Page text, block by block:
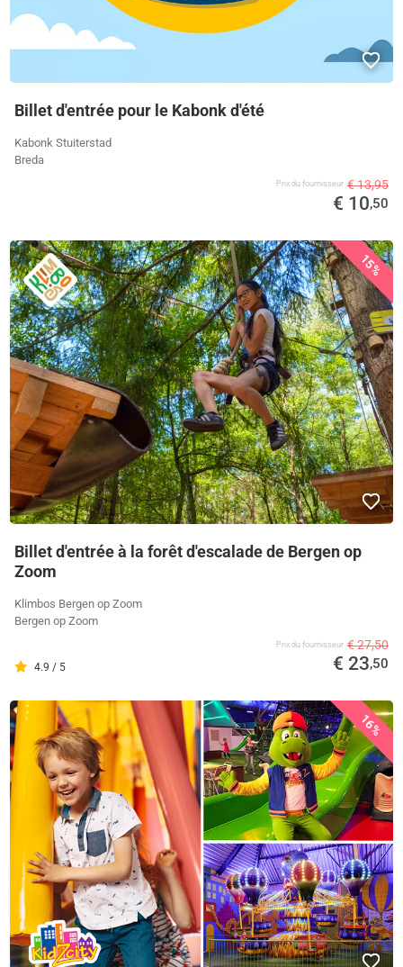
Billet d'entrée pour le Kabonk d'été
Kabonk Stuiterstad
Breda
Prix ​​du fournisseur € 13,95
€ 10,50
15%
Billet d'entrée à la forêt d'escalade de Bergen op
Zoom
Klimbos Bergen op Zoom
Bergen op Zoom
4.9 / 5
Prix ​​du fournisseur € 27,50
€ 23,50
16%